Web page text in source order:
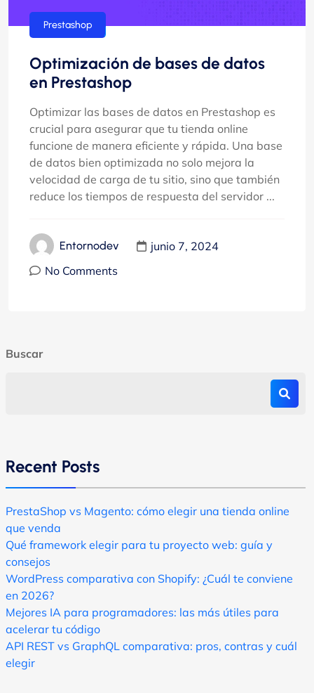
Prestashop
Optimización de bases de datos
en Prestashop
Optimizar las bases de datos en Prestashop es
crucial para asegurar que tu tienda online
funcione de manera eficiente y rápida. Una base
de datos bien optimizada no solo mejora la
velocidad de carga de tu sitio, sino que también
reduce los tiempos de respuesta del servidor ...
Entornodev
junio 7, 2024
No Comments
Buscar
Recent Posts
PrestaShop vs Magento: cómo elegir una tienda online
que venda
Qué framework elegir para tu proyecto web: guía y
consejos
WordPress comparativa con Shopify: ¿Cuál te conviene
en 2026?
Mejores IA para programadores: las más útiles para
acelerar tu código
API REST vs GraphQL comparativa: pros, contras y cuál
elegir